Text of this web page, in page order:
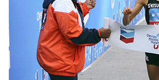
2
位
の
記
録